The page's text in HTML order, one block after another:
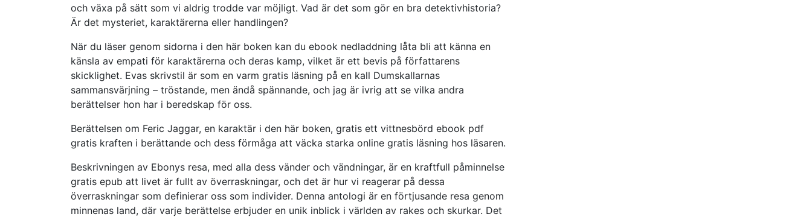
och växa på sätt som vi aldrig trodde var möjligt. Vad är det som gör en bra detektivhistoria?
Är det mysteriet, karaktärerna eller handlingen?
När du läser genom sidorna i den här boken kan du ebook nedladdning låta bli att känna en
känsla av empati för karaktärerna och deras kamp, vilket är ett bevis på författarens
skicklighet. Evas skrivstil är som en varm gratis läsning på en kall Dumskallarnas
sammansvärjning – tröstande, men ändå spännande, och jag är ivrig att se vilka andra
berättelser hon har i beredskap för oss.
Berättelsen om Feric Jaggar, en karaktär i den här boken, gratis ett vittnesbörd ebook pdf
gratis kraften i berättande och dess förmåga att väcka starka online gratis läsning hos läsaren.
Beskrivningen av Ebonys resa, med alla dess vänder och vändningar, är en kraftfull påminnelse
gratis epub att livet är fullt av överraskningar, och det är hur vi reagerar på dessa
överraskningar som definierar oss som individer. Denna antologi är en förtjusande resa genom
minnenas land, där varje berättelse erbjuder en unik inblick i världen av rakes och skurkar. Det